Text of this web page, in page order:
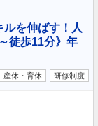
ルを伸ばす！人
徒歩11分》年
産休・育休 研修制度